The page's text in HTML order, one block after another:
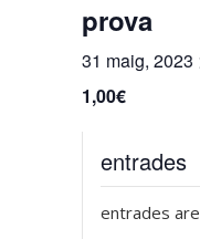
prova
31 maig, 2023
1,00€
entrades
entrades